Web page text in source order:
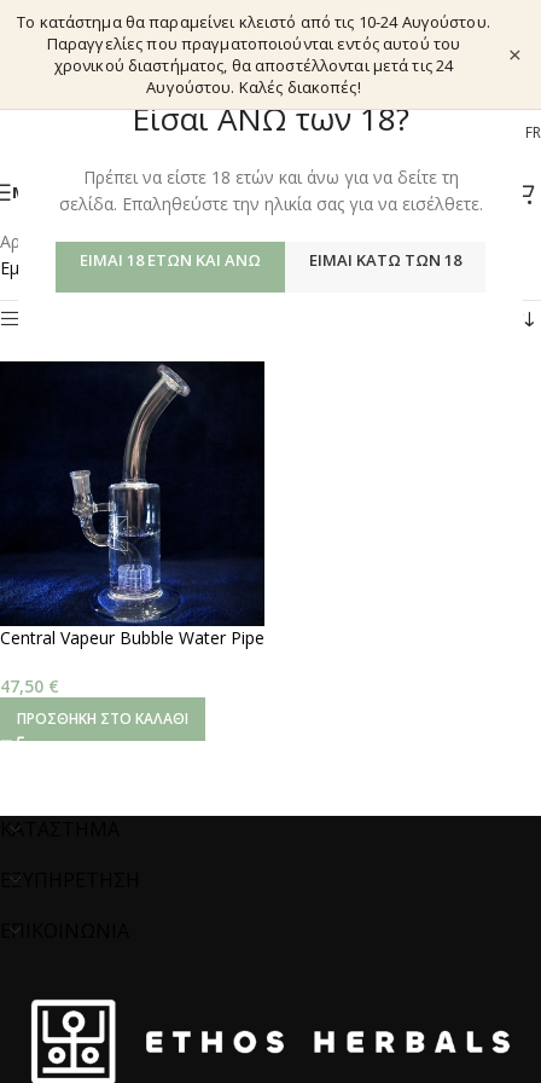
Είσαι ΑΝΩ των 18?
Πρέπει να είστε 18 ετών και άνω για να δείτε τη
σελίδα. Επαληθεύστε την ηλικία σας για να εισέλθετε.
ΕΊΜΑΙ 18 ΕΤΏΝ ΚΑΙ ΆΝΩ ΕΊΜΑΙ ΚΆΤΩ ΤΩΝ 18
Το κατάστημα θα παραμείνει κλειστό από τις 10-24 Αυγούστου.
Παραγγελίες που πραγματοποιούνται εντός αυτού του
χρονικού διαστήματος, θα αποστέλλονται μετά τις 24
Αυγούστου. Καλές διακοπές!
×
EL FR
ΜΕΝΟΎ
Αρχική σελίδα/Shop/Προϊόντα με ετικέτα “BONG KATALYZER”
Εμφάνιση του μοναδικού αποτελέσματος
Central Vapeur Bubble Water Pipe
47,50 €
ΠΡΟΣΘΉΚΗ ΣΤΟ ΚΑΛΆΘΙ
ΚΑΤΑΣΤΗΜΑ
ΕΞΥΠΗΡΕΤΗΣΗ
ΕΠΙΚΟΙΝΩΝΙΑ